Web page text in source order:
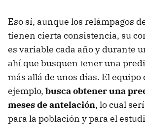
Eso sí, aunque los relámpagos
tienen cierta consistencia, su
es variable cada año y durante
ahí que busquen tener una
más allá de unos días. El equipo
ejemplo, busca obtener una
meses de antelación, lo cual
para la población y para el